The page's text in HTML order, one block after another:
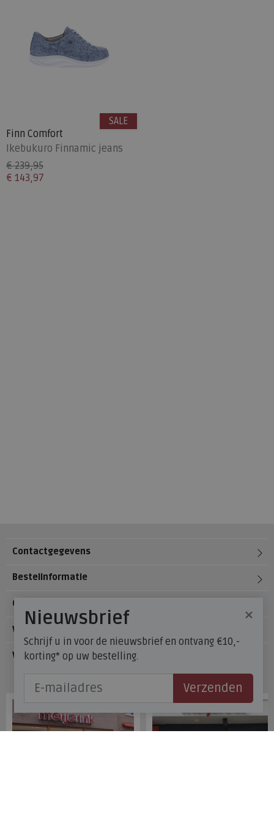
Finn Comfort
Ikebukuro Finnamic jeans
€ 239,95
€ 143,97
SALE
Contactgegevens
Bestelinformatie
Over Meijerink Schoenen
Voetzorg
Veelgestelde vragen
×
Nieuwsbrief
Schrijf u in voor de nieuwsbrief en ontvang €10,-
korting* op uw bestelling.
Verzenden